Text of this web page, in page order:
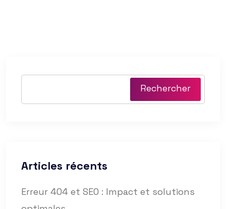
Rechercher
Articles récents
Erreur 404 et SEO : Impact et solutions